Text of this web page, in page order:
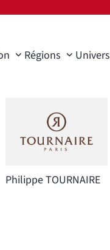
Régions Univers
Philippe TOURNAIRE